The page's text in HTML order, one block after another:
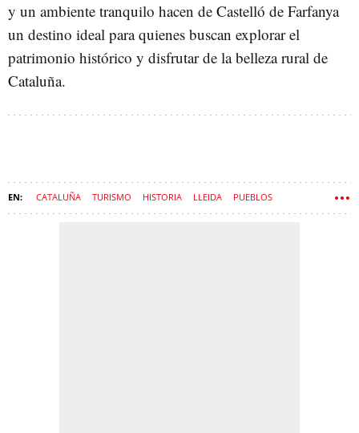
y un ambiente tranquilo hacen de Castelló de Farfanya
un destino ideal para quienes buscan explorar el
patrimonio histórico y disfrutar de la belleza rural de
Cataluña.
CATALUÑA TURISMO HISTORIA LLEIDA PUEBLOS